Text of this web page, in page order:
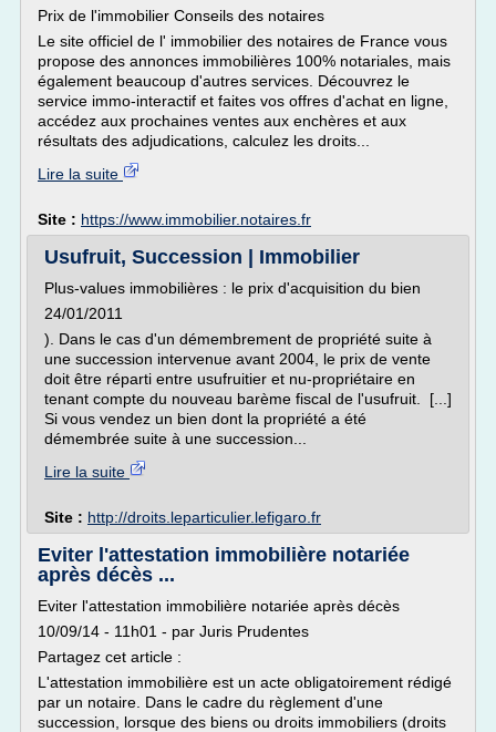
Prix de l'immobilier Conseils des notaires
Le site officiel de l' immobilier des notaires de France vous
propose des annonces immobilières 100% notariales, mais
également beaucoup d'autres services. Découvrez le
service immo-interactif et faites vos offres d'achat en ligne,
accédez aux prochaines ventes aux enchères et aux
résultats des adjudications, calculez les droits...
Lire la suite
Site : https://www.immobilier.notaires.fr
Usufruit, Succession | Immobilier
Plus-values immobilières : le prix d'acquisition du bien
24/01/2011
). Dans le cas d'un démembrement de propriété suite à
une succession intervenue avant 2004, le prix de vente
doit être réparti entre usufruitier et nu-propriétaire en
tenant compte du nouveau barème fiscal de l'usufruit. [...]
Si vous vendez un bien dont la propriété a été
démembrée suite à une succession...
Lire la suite
Site : http://droits.leparticulier.lefigaro.fr
Eviter l'attestation immobilière notariée
après décès ...
Eviter l'attestation immobilière notariée après décès
10/09/14 - 11h01 - par Juris Prudentes
Partagez cet article :
L'attestation immobilière est un acte obligatoirement rédigé
par un notaire. Dans le cadre du règlement d'une
succession, lorsque des biens ou droits immobiliers (droits